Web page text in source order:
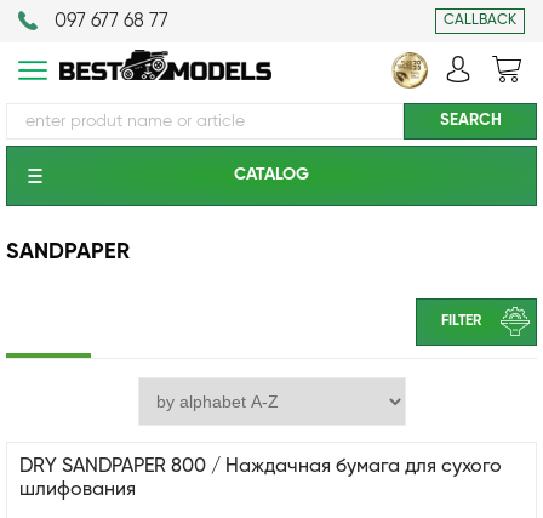
097 677 68 77 CALLBACK
CATALOG
SANDPAPER
FILTER
DRY SANDPAPER 800 / Наждачная бумага для сухого
шлифования